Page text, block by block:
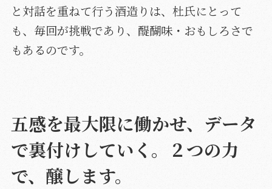
と対話を重ねて行う酒造りは、杜氏にとって
も、毎回が挑戦であり、醍醐味・おもしろさで
もあるのです。
五感を最大限に働かせ、データ
で裏付けしていく。２つの力
で、醸します。